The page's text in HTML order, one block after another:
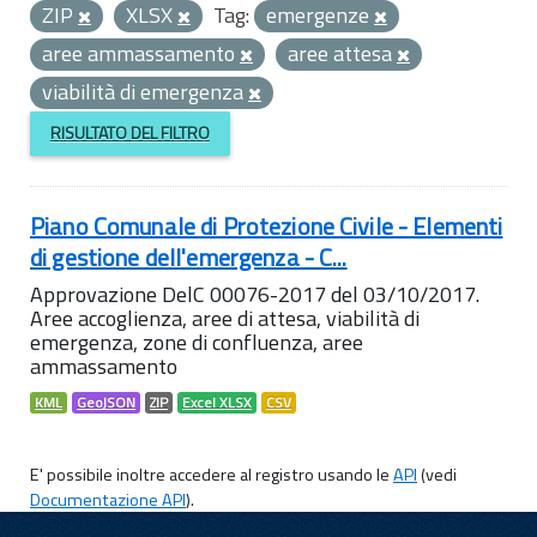
ZIP
XLSX Tag: emergenze
aree ammassamento
aree attesa
viabilità di emergenza
RISULTATO DEL FILTRO
Piano Comunale di Protezione Civile - Elementi
di gestione dell'emergenza - C...
Approvazione DelC 00076-2017 del 03/10/2017.
Aree accoglienza, aree di attesa, viabilità di
emergenza, zone di confluenza, aree
ammassamento
KML GeoJSON ZIP Excel XLSX CSV
E' possibile inoltre accedere al registro usando leAPI(vedi
Documentazione API).